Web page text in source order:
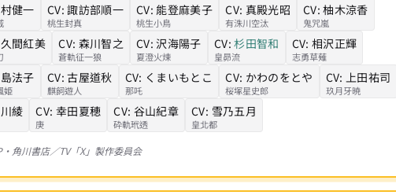
健一 CV: 諏訪部順一
桃生封真
CV: 能登麻美子
桃生小鳥
CV: 真殿光昭
有洙川空汰
CV: 柚木涼香
鬼咒嵐
間紅美 CV: 森川智之
蒼軌征一狼
CV: 沢海陽子
夏澄火煉
CV: 杉田智和
皇昴流
CV: 相沢正輝
志勇草薙
法子
姫
CV: 古屋道秋
麒飼遊人
CV: くまいもとこ
那吒
CV: かわのをとや
桜塚星史郎
CV: 上田祐司
玖月牙暁
綾 CV: 幸田夏穂
庚
CV: 谷山紀章
砕軌玳透
CV: 雪乃五月
皇北都
角川書店／TV「X」製作委員会